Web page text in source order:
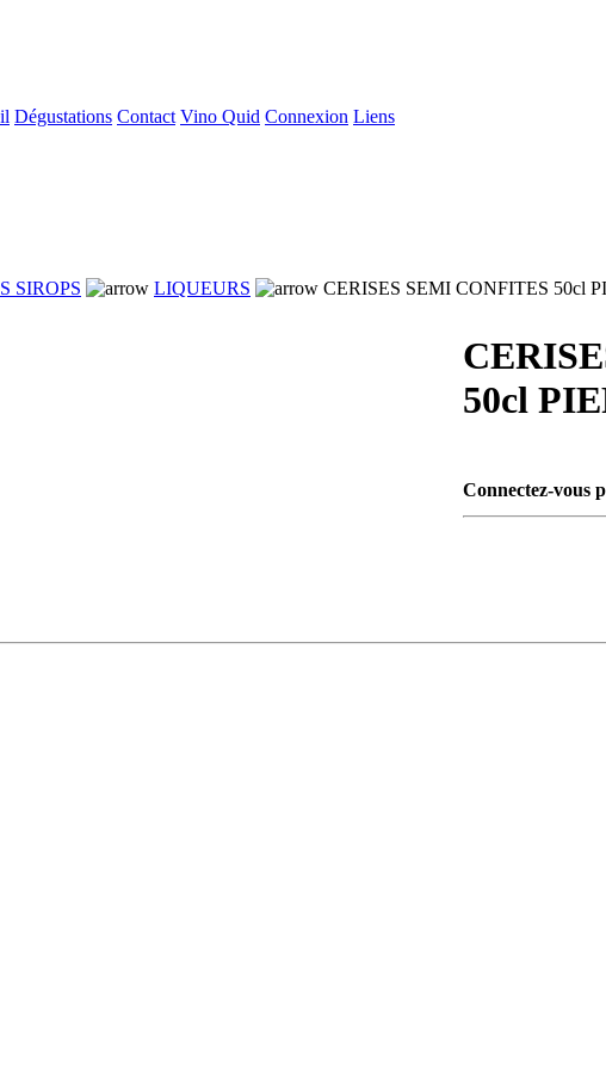
Dégustations Contact Vino Quid Connexion Liens
SIROPS LIQUEURS CERISES SEMI CONFITES 50cl
50cl
Connectez-vous